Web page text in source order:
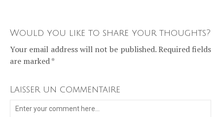
Would you like to share your thoughts?
Your email address will not be published. Required fields
are marked *
Laisser un commentaire